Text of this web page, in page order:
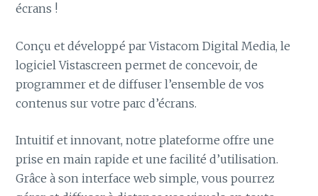
écrans !
Conçu et développé par Vistacom Digital Media, le
logiciel Vistascreen permet de concevoir, de
programmer et de diffuser l’ensemble de vos
contenus sur votre parc d’écrans.
Intuitif et innovant, notre plateforme offre une
prise en main rapide et une facilité d’utilisation.
Grâce à son interface web simple, vous pourrez